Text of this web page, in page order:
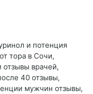
и потенция
тора в Сочи,
врачей,
40 отзывы,
мужчин отзывы,